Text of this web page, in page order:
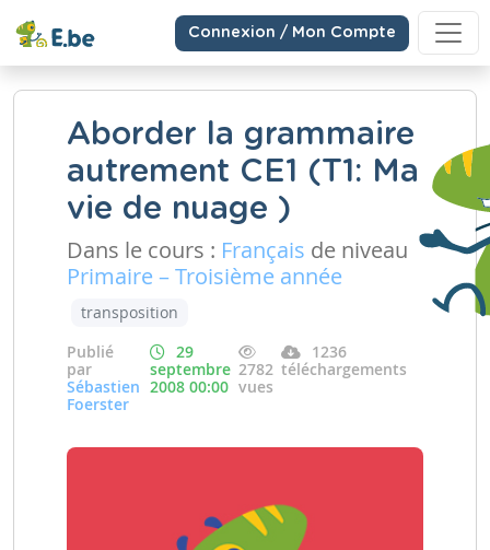
Connexion / Mon Compte
Aborder la grammaire
autrement CE1 (T1: Ma
vie de nuage )
Dans le cours : Français de niveau
Primaire – Troisième année
transposition
Publié
par
Sébastien
Foerster
29
septembre
2008 00:00
2782
vues
1236
téléchargements